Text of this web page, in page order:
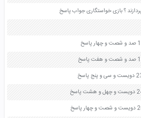
؟ بازی خواستگاری جواب پاسخ